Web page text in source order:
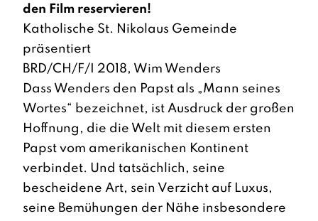
den Film reservieren!
Katholische St. Nikolaus Gemeinde
präsentiert
BRD/CH/F/I 2018, Wim Wenders
Dass Wenders den Papst als „Mann seines
Wortes“ bezeichnet, ist Ausdruck der großen
Hoffnung, die die Welt mit diesem ersten
Papst vom amerikanischen Kontinent
verbindet. Und tatsächlich, seine
bescheidene Art, sein Verzicht auf Luxus,
seine Bemühungen der Nähe insbesondere